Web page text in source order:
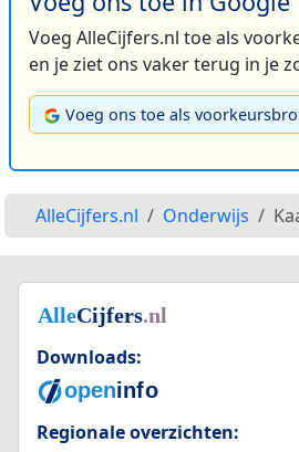
Voeg AlleCijfers.nl toe als
en je ziet ons vaker terug in je
Voeg ons toe als
AlleCijfers.nl Onderwijs
Downloads:
Regionale overzichten: